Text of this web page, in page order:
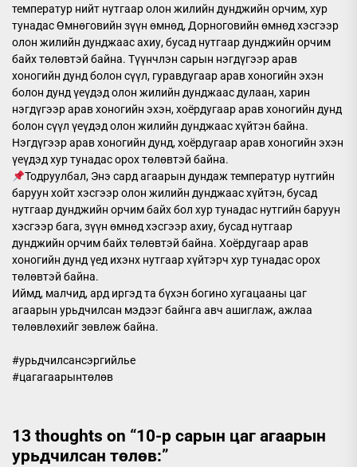
температур нийт нутгаар олон жилийн дунджийн орчим, хур
тунадас Өмнөговийн зүүн өмнөд, Дорноговийн өмнөд хэсгээр
олон жилийн дунджаас ахиу, бусад нутгаар дунджийн орчим
байх төлөвтэй байна. Түүнчлэн сарын нэгдүгээр арав
хоногийн дунд болон сүүл, гуравдугаар арав хоногийн эхэн
болон дунд үеүдэд олон жилийн дунджаас дулаан, харин
нэгдүгээр арав хоногийн эхэн, хоёрдугаар арав хоногийн дунд
болон сүүл үеүдэд олон жилийн дунджаас хүйтэн байна.
Нэгдүгээр арав хоногийн дунд, хоёрдугаар арав хоногийн эхэн
үеүдэд хур тунадас орох төлөвтэй байна.
Тодруулбал, Энэ сард агаарын дундаж температур нутгийн
баруун хойт хэсгээр олон жилийн дунджаас хүйтэн, бусад
нутгаар дунджийн орчим байх бол хур тунадас нутгийн баруун
хэсгээр бага, зүүн өмнөд хэсгээр ахиу, бусад нутгаар
дунджийн орчим байх төлөвтэй байна. Хоёрдугаар арав
хоногийн дунд үед ихэнх нутгаар хүйтэрч хур тунадас орох
төлөвтэй байна.
Иймд, малчид, ард иргэд та бүхэн богино хугацааны цаг
агаарын урьдчилсан мэдээг байнга авч ашиглаж, ажлаа
төлөвлөхийг зөвлөж байна.
#урьдчилсансэргийлье
#цагагаарынтөлөв
13 thoughts on “10-р сарын цаг агаарын
урьдчилсан төлөв:”